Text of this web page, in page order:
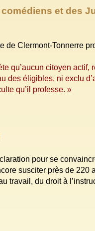
et des
de Clermont-Tonnerre
qu’aucun citoyen
des éligibles, ni exclu
qu’il professe. »
pour se
susciter près de
travail, du droit à